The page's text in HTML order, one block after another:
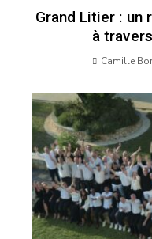
Grand Litier : un
à
Camille